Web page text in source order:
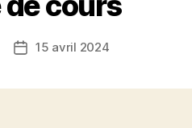
Date15 avril 2024